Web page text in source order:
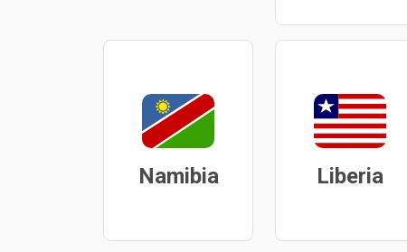
Namibia Liberia